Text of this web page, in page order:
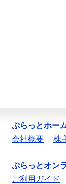
ぷらっとホー
会社概要
株
ぷらっとオン
ご利用ガイド